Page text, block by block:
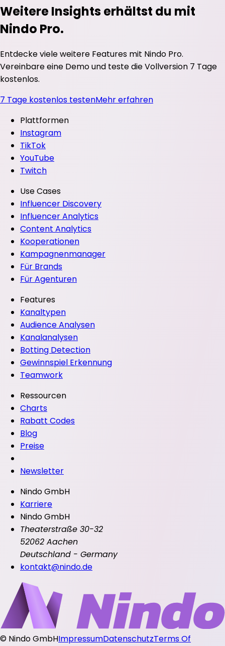
Weitere Insights erhältst du mit
Nindo Pro.
Entdecke viele weitere Features mit Nindo Pro.
Vereinbare eine Demo und teste die Vollversion 7 Tage
kostenlos.
7 Tage kostenlos testenMehr erfahren
Plattformen
Instagram
TikTok
YouTube
Twitch
Use Cases
Influencer Discovery
Influencer Analytics
Content Analytics
Kooperationen
Kampagnenmanager
Für Brands
Für Agenturen
Features
Kanaltypen
Audience Analysen
Kanalanalysen
Botting Detection
Gewinnspiel Erkennung
Teamwork
Ressourcen
Charts
Rabatt Codes
Blog
Preise
Newsletter
Nindo GmbH
Karriere
Nindo GmbH
Theaterstraße 30-32
52062 Aachen
Deutschland - Germany
kontakt@nindo.de
© Nindo GmbHImpressumDatenschutzTerms Of